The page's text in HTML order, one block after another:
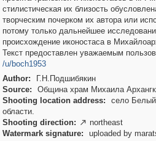
стилистическая их близость
творческим почерком их автора или
потому только дальнейшее
происхождение иконостаса в
Текст предоставлен уважаемым
/u/boch1953
Author:
Г.Н.Подшибякин
Source:
Община храм Михаила
Shooting location address:
село
области.
Shooting direction:  northeast
Watermark signature:
uploaded by